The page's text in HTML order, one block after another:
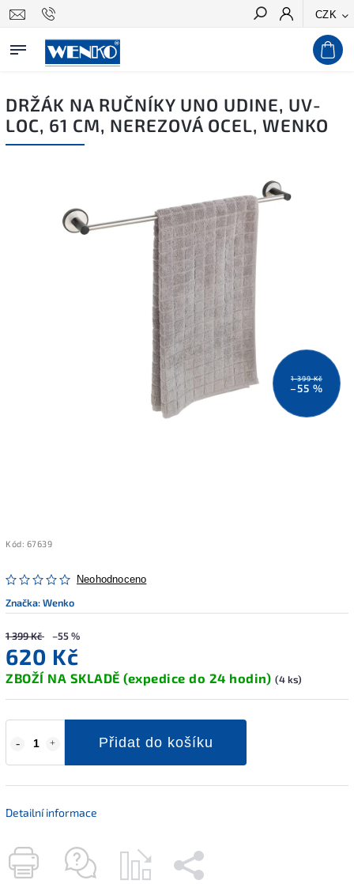
CZK
Hledat
DRŽÁK NA RUČNÍKY UNO UDINE, UV-
LOC, 61 CM, NEREZOVÁ OCEL, WENKO
1 399 Kč
–55 %
Kód: 67639
Neohodnoceno
Značka:Wenko
1 399 Kč –55 %
620 Kč
ZBOŽÍ NA SKLADĚ (expedice do 24 hodin) (4 ks)
Přidat do košíku
Detailní informace